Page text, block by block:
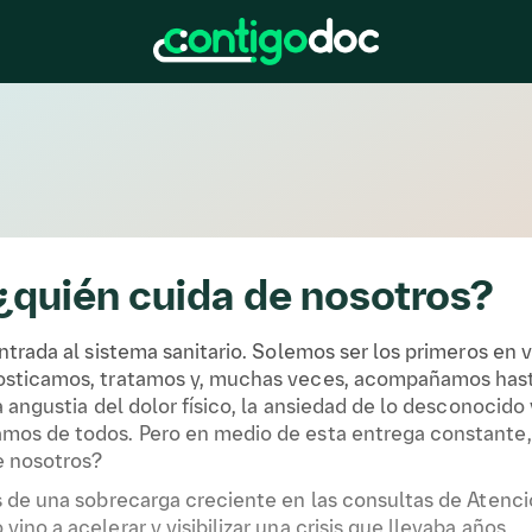
cuida de nosotros?
al sistema sanitario. Solemos ser los primeros en
tratamos y, muchas veces, acompañamos
del dolor físico, la ansiedad de lo desconocido
de todos. Pero en medio de esta entrega
nosotros?
una sobrecarga creciente en las consultas de